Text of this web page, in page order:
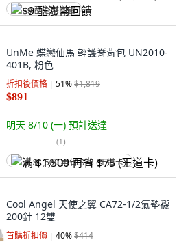
$9 酷澎幣回饋
UnMe 蝶戀仙馬 輕護脊背包 UN2010-
401B, 粉色
折扣後價格 51%$1,819
$891
明天 8/10 (一) 預計送達
(1)
满 $1,500 再省 $75 (王道卡)
Cool Angel 天使之翼 CA72-1/2氣墊襪
200針 12雙
首購折扣價 40%$414